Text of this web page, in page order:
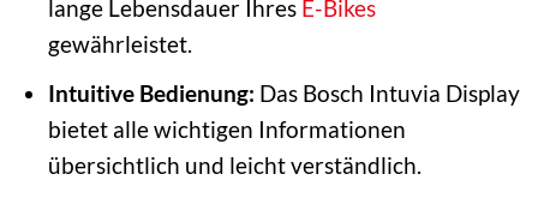
lange Lebensdauer Ihres E-Bikes
gewährleistet.
Intuitive Bedienung: Das Bosch Intuvia Display
bietet alle wichtigen Informationen
übersichtlich und leicht verständlich.